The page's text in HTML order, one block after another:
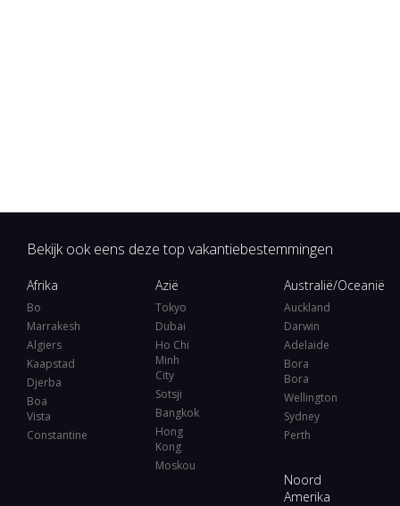
Bekijk ook eens deze top vakantiebestemmingen
Afrika
Bo
Marrakesh
Algiers
Kaapstad
Djerba
Boa
Vista
Constantine
Azië
Tokyo
Dubai
Ho Chi
Minh
City
Sotsji
Bangkok
Hong
Kong
Moskou
Australië/Oceanië
Auckland
Darwin
Adelaide
Bora
Bora
Wellington
Sydney
Perth
Noord
Amerika